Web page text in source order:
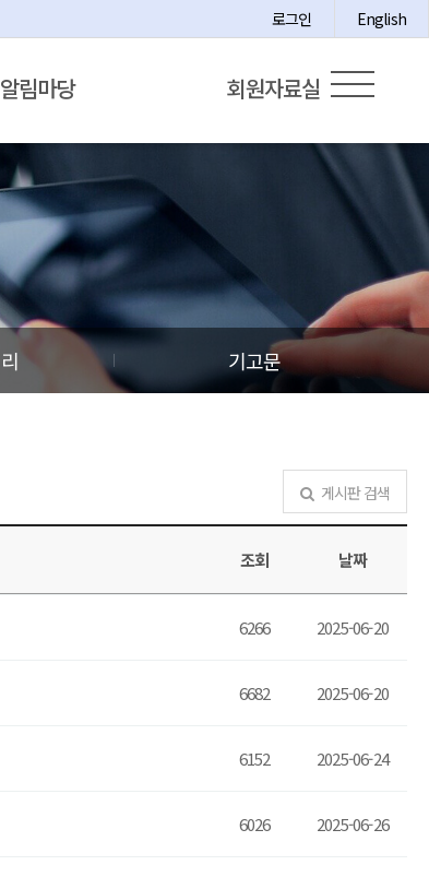
로그인 English
알림마당 회원자료실
기고문
게시판 검색
조회 날짜
6266 2025-06-20
6682 2025-06-20
6152 2025-06-24
6026 2025-06-26